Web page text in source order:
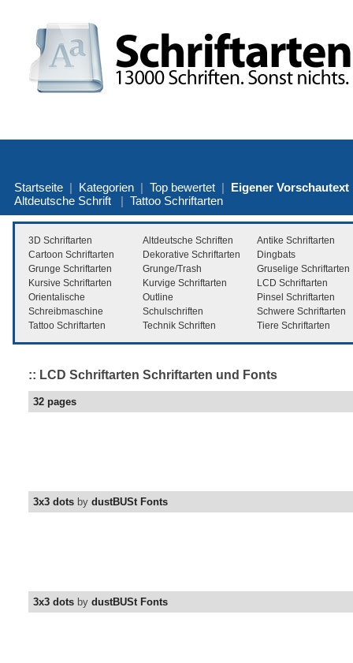
Startseite | Kategorien | Top bewertet | Eigener Vorschautext
Altdeutsche Schrift | Tattoo Schriftarten
3D Schriftarten Altdeutsche Schriften
Antike Schriftarten
Cartoon Schriftarten
Dekorative Schriftarten
Dingbats
Grunge Schriftarten
Grunge/Trash
Gruselige Schriftarten
Kursive Schriftarten
Kurvige Schriftarten
LCD Schriftarten
Orientalische
Outline
Pinsel Schriftarten
Schreibmaschine
Schulschriften
Schwere Schriftarten
Tattoo Schriftarten
Technik Schriften Tiere Schriftarten
:: LCD Schriftarten Schriftarten und Fonts
32 pages
3x3 dots by dustBUSt Fonts
3x3 dots by dustBUSt Fonts